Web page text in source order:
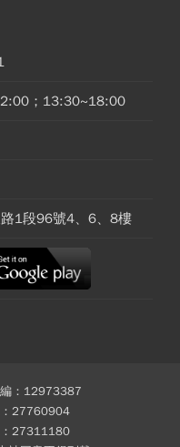
；13:30~18:00
1段96號4、6、8樓
：12973387
27760904
27311180